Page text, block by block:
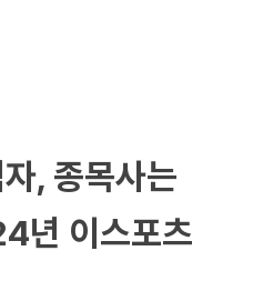
, 종목사는
년 이스포츠